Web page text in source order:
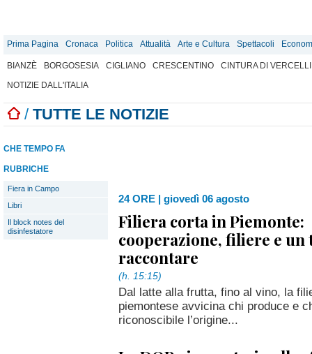
Prima Pagina Cronaca Politica Attualità Arte e Cultura Spettacoli
BIANZÈ BORGOSESIA CIGLIANO CRESCENTINO
CINTURA DI VERCELLI
NOTIZIE DALL'ITALIA
/ TUTTE LE NOTIZIE
CHE TEMPO FA
RUBRICHE
Fiera in Campo
Libri
Il block notes del
disinfestatore
24 ORE | giovedì 06 agosto
Filiera corta in Piemonte:
cooperazione, filiere e
raccontare
(h. 15:15)
Dal latte alla frutta, fino al vino, la
piemontese avvicina chi produce e
riconoscibile l’origine...